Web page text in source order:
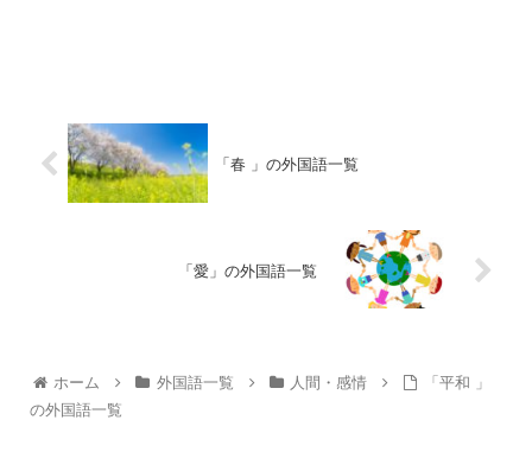
「春 」の外国語一覧
「愛」の外国語一覧
ホーム 外国語一覧 人間・感情
「平和 」
の外国語一覧